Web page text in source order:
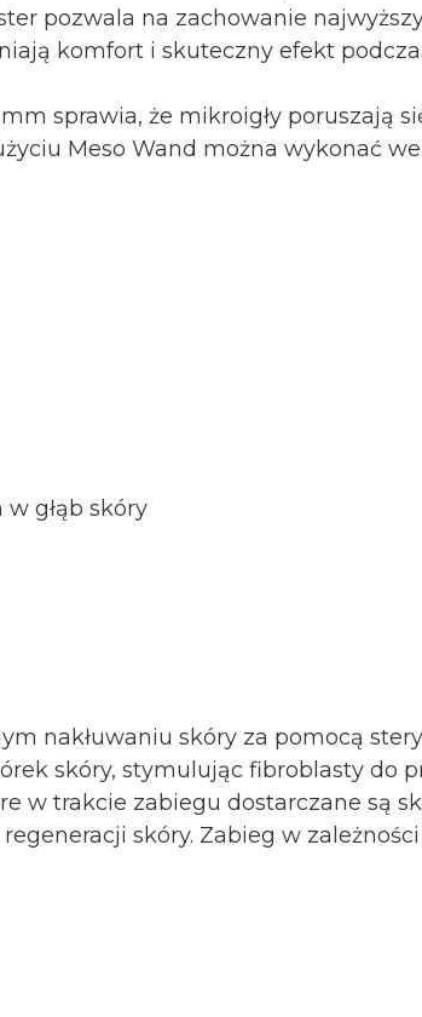
pozwala na zachowanie
komfort i skuteczny efekt
sprawia, że mikroigły poruszają
Meso Wand można wykonać
głąb skóry
nakłuwaniu skóry za pomocą
skóry, stymulując fibroblasty do
w trakcie zabiegu dostarczane są
skóry. Zabieg w